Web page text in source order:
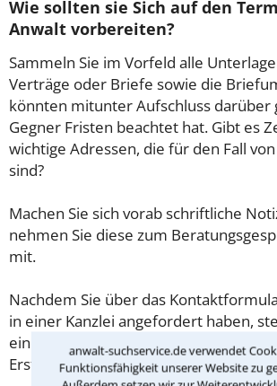
anwalt-suchservice.de verwendet
Funktionsfähigkeit unserer Website zu
Wie sollten sie Sich auf den
Anwalt vorbereiten?
Sammeln Sie im Vorfeld alle
Verträge oder Briefe sowie die
könnten mitunter Aufschluss darüber
Gegner Fristen beachtet hat. Gibt es
wichtige Adressen, die für den Fall
sind?
Machen Sie sich vorab schriftliche
nehmen Sie diese zum
mit.
Nachdem Sie über das
in einer Kanzlei angefordert haben,
eine Checkliste zur Verfügung, mit der
Erstgespräch ausreichend